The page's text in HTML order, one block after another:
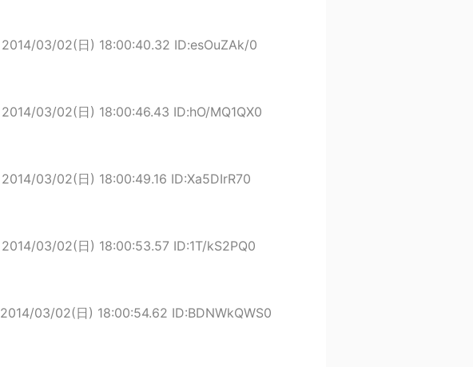
2014/03/02(日) 18:00:40.32 ID:esOuZAk/0
2014/03/02(日) 18:00:46.43 ID:hO/MQ1QX0
2014/03/02(日) 18:00:49.16 ID:Xa5DIrR70
2014/03/02(日) 18:00:53.57 ID:1T/kS2PQ0
2014/03/02(日) 18:00:54.62 ID:BDNWkQWS0